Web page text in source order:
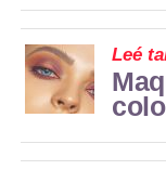
Leé